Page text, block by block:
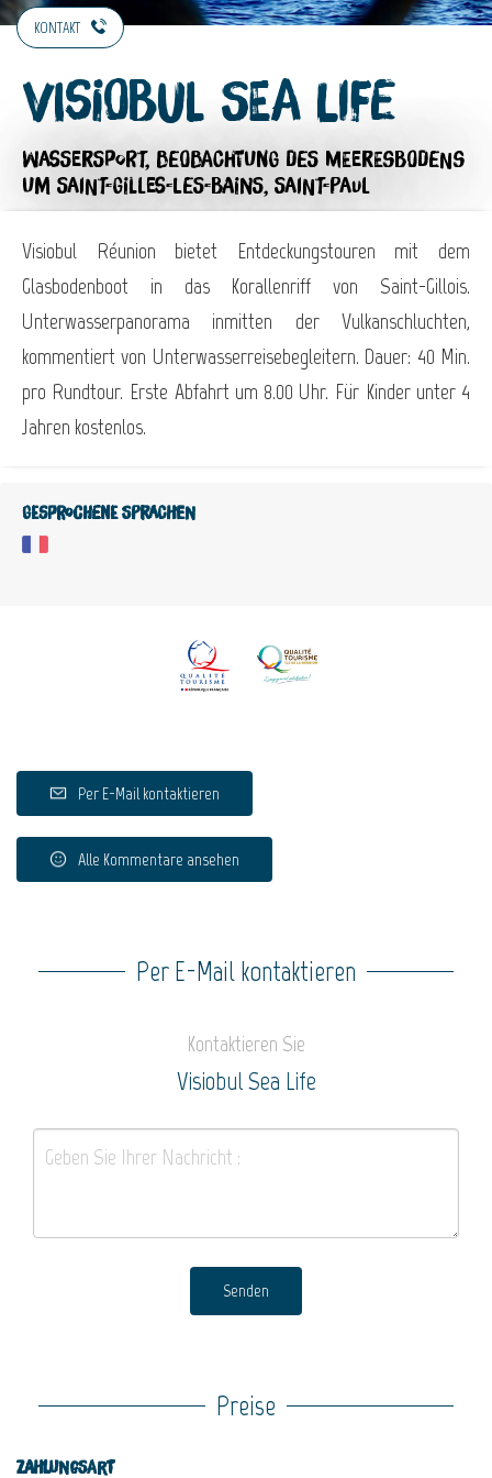
KONTAKT
Visiobul Sea Life
WASSERSPORT, BEOBACHTUNG DES MEERESBODENS
UM SAINT-GILLES-LES-BAINS, SAINT-PAUL
Visiobul Réunion bietet Entdeckungstouren mit dem
Glasbodenboot in das Korallenriff von Saint-Gillois.
Unterwasserpanorama inmitten der Vulkanschluchten,
kommentiert von Unterwasserreisebegleitern. Dauer: 40 Min.
pro Rundtour. Erste Abfahrt um 8.00 Uhr. Für Kinder unter 4
Jahren kostenlos.
Gesprochene Sprachen
Per E-Mail kontaktieren
Alle Kommentare ansehen
Per E-Mail kontaktieren
Kontaktieren Sie
Visiobul Sea Life
Senden
Preise
Zahlungsart